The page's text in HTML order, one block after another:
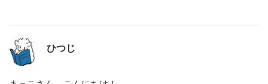
ひつじ